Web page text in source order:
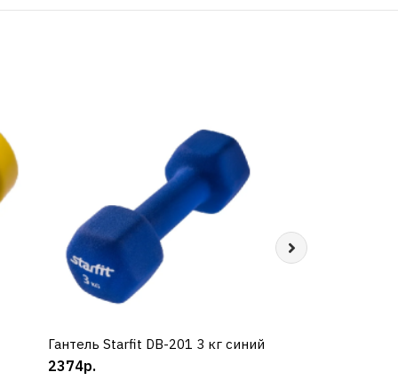
КУПИТЬ
Гантель Starfit DB-201 3 кг синий
2374р.